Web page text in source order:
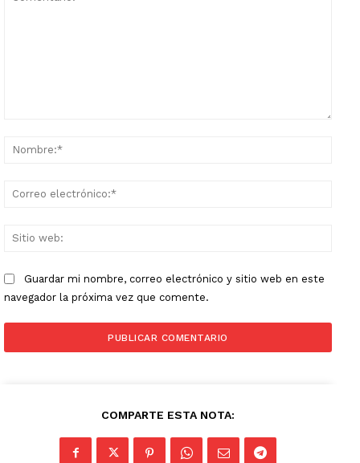
Guardar mi nombre, correo electrónico y sitio web en este
navegador la próxima vez que comente.
COMPARTE ESTA NOTA: